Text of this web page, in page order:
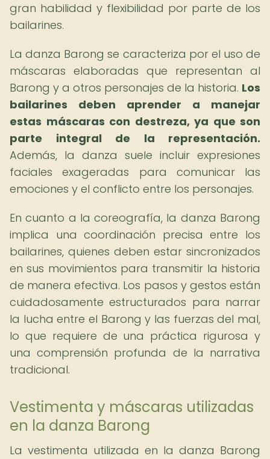
gran habilidad y flexibilidad por parte de los
bailarines.
La danza Barong se caracteriza por el uso de
máscaras elaboradas que representan al
Barong y a otros personajes de la historia. Los
bailarines deben aprender a manejar
estas máscaras con destreza, ya que son
parte integral de la representación.
Además, la danza suele incluir expresiones
faciales exageradas para comunicar las
emociones y el conflicto entre los personajes.
En cuanto a la coreografía, la danza Barong
implica una coordinación precisa entre los
bailarines, quienes deben estar sincronizados
en sus movimientos para transmitir la historia
de manera efectiva. Los pasos y gestos están
cuidadosamente estructurados para narrar
la lucha entre el Barong y las fuerzas del mal,
lo que requiere de una práctica rigurosa y
una comprensión profunda de la narrativa
tradicional.
Vestimenta y máscaras utilizadas
en la danza Barong
La vestimenta utilizada en la danza Barong